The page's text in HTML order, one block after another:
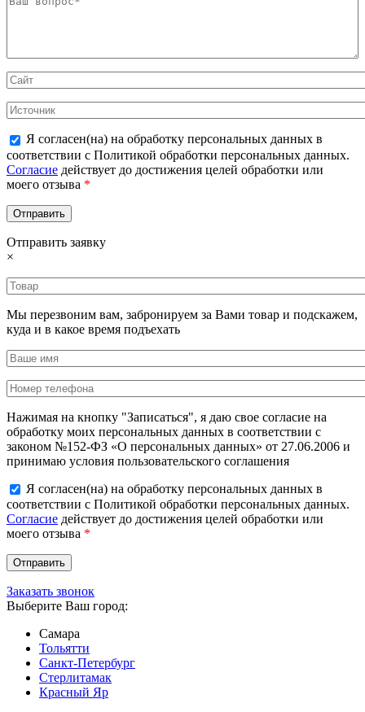
Я согласен(на) на обработку персональных данных в
соответствии с Политикой обработки персональных данных.
Согласие действует до достижения целей обработки или
моего отзыва *
Отправить заявку
×
Мы перезвоним вам, забронируем за Вами товар и подскажем,
куда и в какое время подъехать
Нажимая на кнопку "Записаться", я даю свое согласие на
обработку моих персональных данных в соответствии с
законом №152-ФЗ «О персональных данных» от 27.06.2006 и
принимаю условия пользовательского соглашения
Я согласен(на) на обработку персональных данных в
соответствии с Политикой обработки персональных данных.
Согласие действует до достижения целей обработки или
моего отзыва *
Заказать звонок
Выберите Ваш город:
Самара
Тольятти
Санкт-Петербург
Стерлитамак
Красный Яр